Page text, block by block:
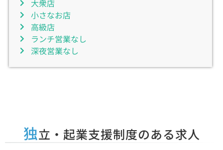
大衆店
小さなお店
高級店
ランチ営業なし
深夜営業なし
独立・起業支援制度のある求人